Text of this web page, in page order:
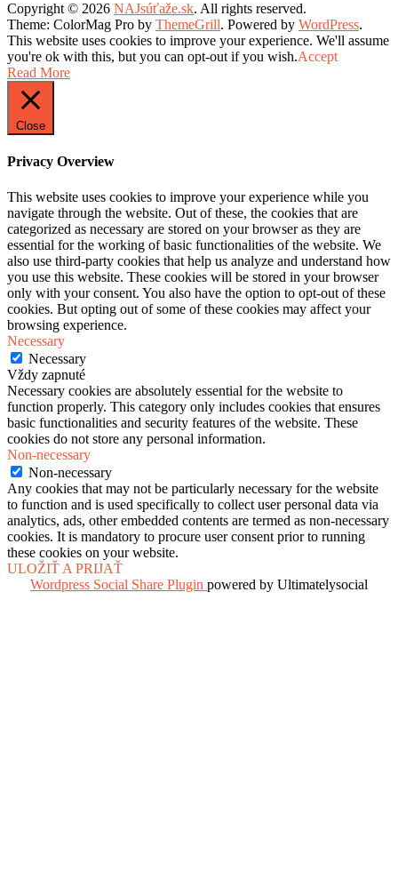
Copyright © 2026 NAJsúťaže.sk. All rights reserved.
Theme: ColorMag Pro by ThemeGrill. Powered by WordPress.
This website uses cookies to improve your experience. We'll assume
you're ok with this, but you can opt-out if you wish.Accept
Read More
Close
Privacy Overview
This website uses cookies to improve your experience while you
navigate through the website. Out of these, the cookies that are
categorized as necessary are stored on your browser as they are
essential for the working of basic functionalities of the website. We
also use third-party cookies that help us analyze and understand how
you use this website. These cookies will be stored in your browser
only with your consent. You also have the option to opt-out of these
cookies. But opting out of some of these cookies may affect your
browsing experience.
Necessary
Necessary
Vždy zapnuté
Necessary cookies are absolutely essential for the website to
function properly. This category only includes cookies that ensures
basic functionalities and security features of the website. These
cookies do not store any personal information.
Non-necessary
Non-necessary
Any cookies that may not be particularly necessary for the website
to function and is used specifically to collect user personal data via
analytics, ads, other embedded contents are termed as non-necessary
cookies. It is mandatory to procure user consent prior to running
these cookies on your website.
ULOŽIŤ A PRIJAŤ
Wordpress Social Share Plugin powered by Ultimatelysocial